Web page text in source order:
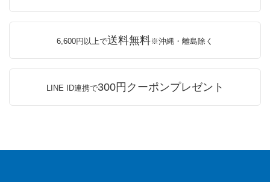
6,600円以上で送料無料※沖縄・離島除く
LINE ID連携で300円クーポンプレゼント